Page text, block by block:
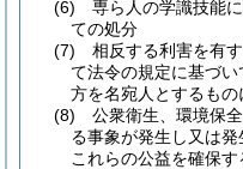
(6)
専ら人の学識技能
ての処分
(7)
相反する利害を有
て法令の規定に基づ
方を名宛人とするもの
(8)
公衆衛生、環境保
る事象が発生し又は
これらの公益を確保